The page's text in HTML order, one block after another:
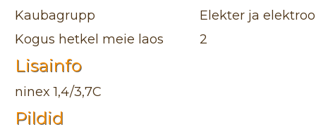
Kaubagrupp
Elekter ja
Kogus hetkel meie laos
2
Lisainfo
ninex 1,4/3,7C
Pildid